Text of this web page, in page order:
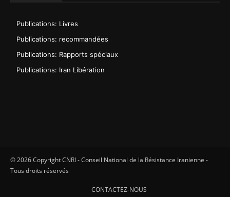
Publications: Livres
Publications: recommandées
Publications: Rapports spéciaux
Publications: Iran Libération
© 2026 Copyright CNRI - Conseil National de la Résistance Iranienne -
Tous droits réservés
CONTACTEZ-NOUS